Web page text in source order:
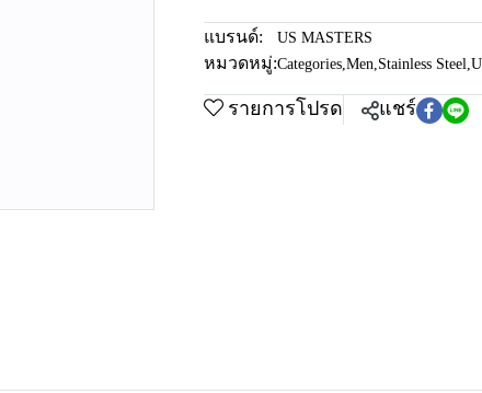
แบรนด์: US MASTERS
หมวดหมู่:Categories,Men,Stainless Steel,
รายการโปรด แชร์